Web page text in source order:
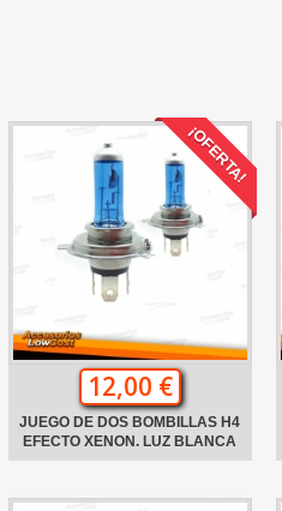
¡OFERTA!
12,00 €
JUEGO DE DOS BOMBILLAS H4
EFECTO XENON. LUZ BLANCA